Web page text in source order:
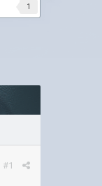
1
#1